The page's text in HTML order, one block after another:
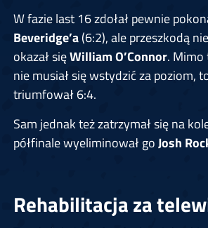
W fazie last 16 zdołał pewnie
Beveridge’a(6:2), ale przeszkodą
okazał sięWilliam O’Connor. Mimo
nie musiał się wstydzić za poziom,
triumfował 6:4.
Sam jednak też zatrzymał się na
półfinale wyeliminował goJosh
Rehabilitacja za